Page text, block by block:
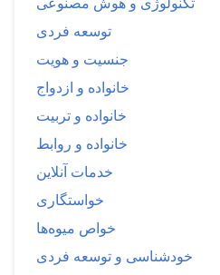
توسعه فردی
جنسیت و هویت
خانواده و ازدواج
خانواده و تربیت
خانواده و روابط
خدمات آنلاین
خواستگاری
خواص میوه‌ها
خودشناسی و توسعه فردی